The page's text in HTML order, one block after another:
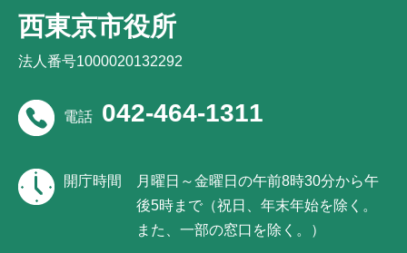
西東京市役所
法人番号1000020132292
電話 042-464-1311
開庁時間
月曜日～金曜日の午前8時30分から午
後5時まで（祝日、年末年始を除く。
また、一部の窓口を除く。）